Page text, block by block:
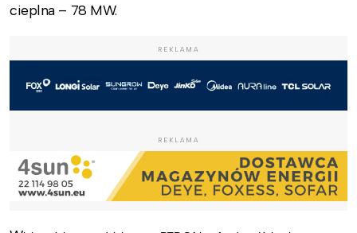
cieplna – 78 MW.
REKLAMA
REKLAMA